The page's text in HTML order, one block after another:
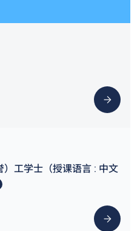
工学士（授课语言 : 中文